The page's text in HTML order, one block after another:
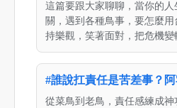
這篇要跟大家聊聊，當你的人
關，遇到各種鳥事，要怎麼
持樂觀，笑著面對，把危機變
#誰說扛責任是苦差事？阿
從菜鳥到老鳥，責任感練成神